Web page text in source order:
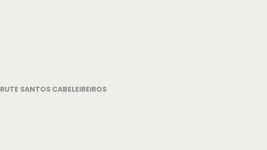
RUTE SANTOS CABELEIREIROS